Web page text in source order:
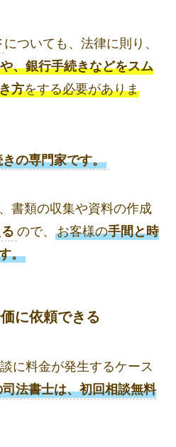
についても、法律に則り、
、銀行手続きなどをスム
方をする必要がありま
の専門家です。
書類の収集や資料の作成
ので、 お客様の手間と時
。
に依頼できる
に料金が発生するケース
法書士は、初回相談無料